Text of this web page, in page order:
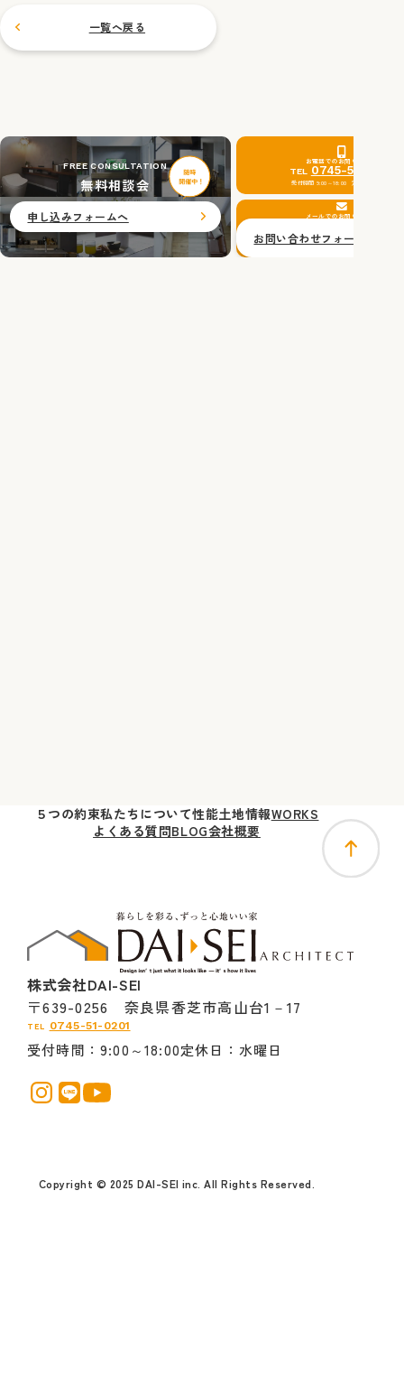
一覧へ戻る
FREE CONSULTATION
無料相談会
申し込みフォームへ
お電話でのお問い合わせ
TEL 0745-51-0201
受付時間 9:00～18:00 定休日：水曜日
メールでのお問い合わせ
お問い合わせフォームへ
株式会社DAI-SEI
〒639-0256 奈良県香芝市高山台1－17
TEL 0745-51-0201
受付時間 9:00～18:00定休日 水曜日
５つの約束私たちについて性能土地情報WORKS
よくある質問BLOG会社概要
Copyright © 2025 DAI-SEI inc. All Rights Reserved.